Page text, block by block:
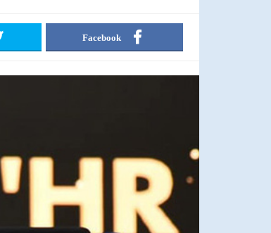
Facebook